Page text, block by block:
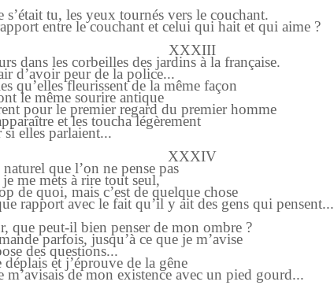
s’était tu, les yeux tournés vers le couchant.
entre le couchant et celui qui hait et qui aime ?
XXXIII
dans les corbeilles des jardins à la française.
d’avoir peur de la police...
qu’elles fleurissent de la même façon
le même sourire antique
pour le premier regard du premier homme
et les toucha légèrement
elles parlaient...
XXXIV
que l’on ne pense pas
me mets à rire tout seul,
de quoi, mais c’est de quelque chose
rapport avec le fait qu’il y ait des gens qui pensent...
que peut-il bien penser de mon ombre ?
parfois, jusqu’à ce que je m’avise
des questions...
et j’éprouve de la gêne
m’avisais de mon existence avec un pied gourd...